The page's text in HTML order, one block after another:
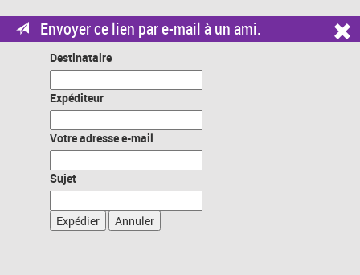
Envoyer ce lien par e-mail à un ami.
Destinataire
Expéditeur
Votre adresse e-mail
Sujet
Expédier Annuler